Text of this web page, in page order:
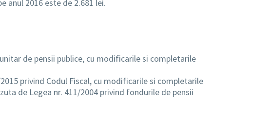
anul 2016 este de 2.681 lei.
de pensii publice, cu modificarile si completarile
privind Codul Fiscal, cu modificarile si completarile
de Legea nr. 411/2004 privind fondurile de pensii